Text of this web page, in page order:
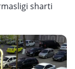
sharti